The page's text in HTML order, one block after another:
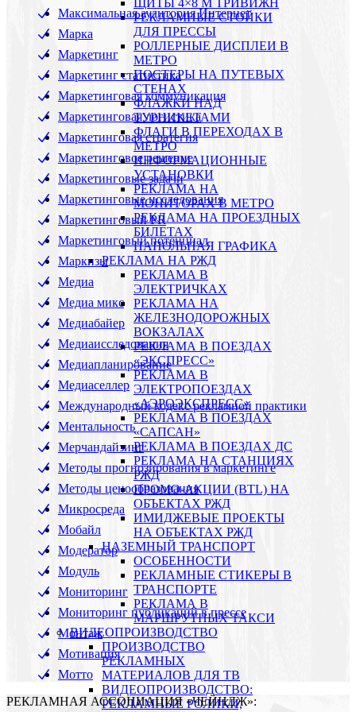
ЩИТЫ 4×8 М ТРИВИЖН
РЕКЛАМНЫЕ СТОЙКИ
ДЛЯ ПРЕССЫ
РОЛЛЕРНЫЕ ДИСПЛЕИ В
МЕТРО
ПОСТЕРЫ НА ПУТЕВЫХ
СТЕНАХ
ФЛАЖКИ НАД
ТУРНИКЕТАМИ
ФЛАГИ В ПЕРЕХОДАХ В
МЕТРО
ИНФОРМАЦИОННЫЕ
УСТАНОВКИ
РЕКЛАМА НА
МОНИТОРАХ В МЕТРО
РЕКЛАМА НА ПРОЕЗДНЫХ
БИЛЕТАХ
НАПОЛЬНАЯ ГРАФИКА
РЕКЛАМА НА РЖД
РЕКЛАМА В
ЭЛЕКТРИЧКАХ
РЕКЛАМА НА
ЖЕЛЕЗНОДОРОЖНЫХ
ВОКЗАЛАХ
РЕКЛАМА В ПОЕЗДАХ
«ЭКСПРЕСС»
РЕКЛАМА В
ЭЛЕКТРОПОЕЗДАХ
«АЭРОЭКСПРЕСС»
РЕКЛАМА В ПОЕЗДАХ
«САПСАН»
РЕКЛАМА В ПОЕЗДАХ ДС
РЕКЛАМА НА СТАНЦИЯХ
РЖД
ПРОМО-АКЦИИ (BTL) НА
ОБЪЕКТАХ РЖД
ИМИДЖЕВЫЕ ПРОЕКТЫ
НА ОБЪЕКТАХ РЖД
НАЗЕМНЫЙ ТРАНСПОРТ
ОСОБЕННОСТИ
РЕКЛАМНЫЕ СТИКЕРЫ В
ТРАНСПОРТЕ
РЕКЛАМА В
МАРШРУТНЫХ ТАКСИ
ВИДЕОПРОИЗВОДСТВО
ПРОИЗВОДСТВО
РЕКЛАМНЫХ
МАТЕРИАЛОВ ДЛЯ ТВ
ВИДЕОПРОИЗВОДСТВО:
РЕКЛАМНЫЕ РОЛИКИ,
Максимальная аудитория Интернет
Марка
Маркетинг
Маркетинг статистика
Маркетинговая коммуникация
Маркетинговая логистика
Маркетинговая стратегия
Маркетинговое решение
Маркетинговые задачи
Маркетинговые исследования
Маркетинговый PR
Маркетинговый потенциал
Маркизы
Медиа
Медиа микс
Медиабайер
Медиаисследования
Медиапланирование
Медиаселлер
Международный кодекс рекламной практики
Ментальность
Мерчандайзинг
Методы прогнозирования в маркетинге
Методы ценообразования
Микросреда
Мобайл
Модератор
Модуль
Мониторинг
Мониторинг публикаций в прессе
Монтаж
Мотивация
Мотто
РЕКЛАМНАЯ АССОЦИАЦИЯ «ЧЕЙНДЖ»: